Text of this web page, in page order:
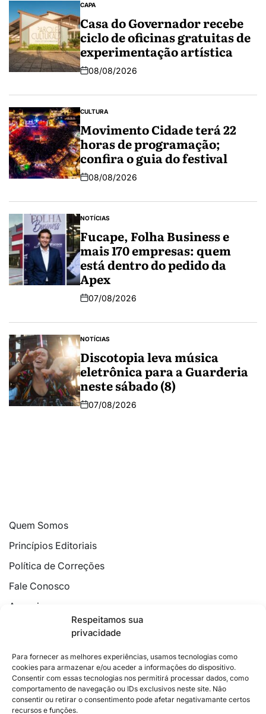
Respeitamos sua
privacidade
Para fornecer as melhores experiências, usamos tecnologias como
cookies para armazenar e/ou aceder a informações do dispositivo.
Consentir com essas tecnologias nos permitirá processar dados, como
comportamento de navegação ou IDs exclusivos neste site. Não
consentir ou retirar o consentimento pode afetar negativamante certos
recursos e funções.
CAPA
Casa do Governador recebe
ciclo de oficinas gratuitas de
experimentação artística
08/08/2026
CULTURA
Movimento Cidade terá 22
horas de programação;
confira o guia do festival
08/08/2026
NOTÍCIAS
Fucape, Folha Business e
mais 170 empresas: quem
está dentro do pedido da
Apex
07/08/2026
NOTÍCIAS
Discotopia leva música
eletrônica para a Guarderia
neste sábado (8)
07/08/2026
Quem Somos
Princípios Editoriais
Política de Correções
Fale Conosco
Anuncie
Política de Cookies